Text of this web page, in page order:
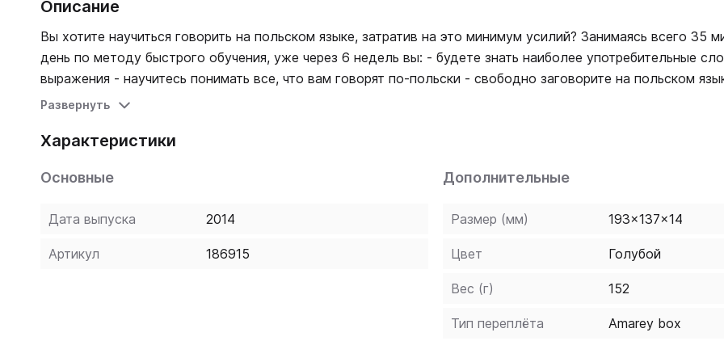
Описание
Вы хотите научиться говорить на польском языке, затратив на это минимум усилий? Занимаясь всего 35
день по методу быстрого обучения, уже через 6 недель вы: - будете знать наиболее употребительные
выражения - научитесь понимать все, что вам говорят по-польски - свободно заговорите на польском языке, не
изучая сложной грамматики. Экспресс-карточки, помещенные в конце книги, сделают обучение легким и
комплекте. Современная методика изучения позволяет научиться общаться на иностранном языке без
Развернуть
Характеристики
Основные
Дата выпуска 2014
Артикул 186915
Дополнительные
Размер (мм) 193x137x14
Цвет Голубой
Вес (г) 152
Тип переплёта Amarey box